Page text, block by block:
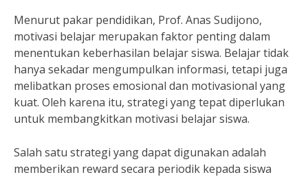
Menurut pakar pendidikan, Prof. Anas Sudijono,
motivasi belajar merupakan faktor penting dalam
menentukan keberhasilan belajar siswa. Belajar tidak
hanya sekadar mengumpulkan informasi, tetapi juga
melibatkan proses emosional dan motivasional yang
kuat. Oleh karena itu, strategi yang tepat diperlukan
untuk membangkitkan motivasi belajar siswa.
Salah satu strategi yang dapat digunakan adalah
memberikan reward secara periodik kepada siswa